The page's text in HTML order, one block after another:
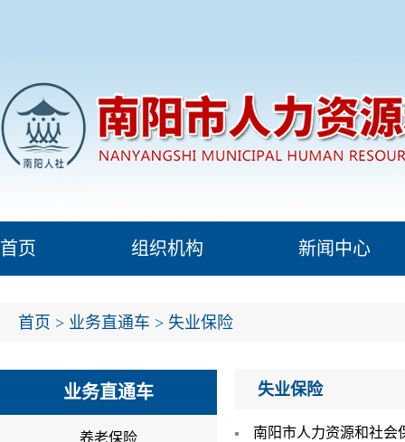
首页 组织机构 新闻中心
首页 > 业务直通车 > 失业保险
业务直通车
养老保险
失业保险
南阳市人力资源和社会